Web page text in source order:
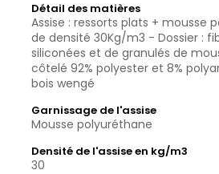
Détail des matières
Assise : ressorts plats + mousse
de densité 30Kg/m3 - Dossier :
siliconées et de granulés de
côtelé 92% polyester et 8%
bois wengé
Garnissage de l'assise
Mousse polyuréthane
Densité de l'assise en kg/m3
30